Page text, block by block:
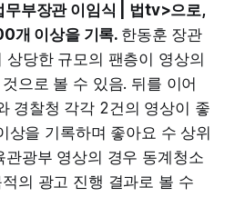
무부장관 이임식 | 법tv>으로,
개 이상을 기록. 한동훈 장관
상당한 규모의 팬층이 영상의
으로 볼 수 있음. 뒤를 이어
경찰청 각각 2건의 영상이 좋
상을 기록하며 좋아요 수 상위
관광부 영상의 경우 동계청소
의 광고 진행 결과로 볼 수